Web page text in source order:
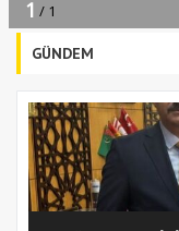
GÜNDEM